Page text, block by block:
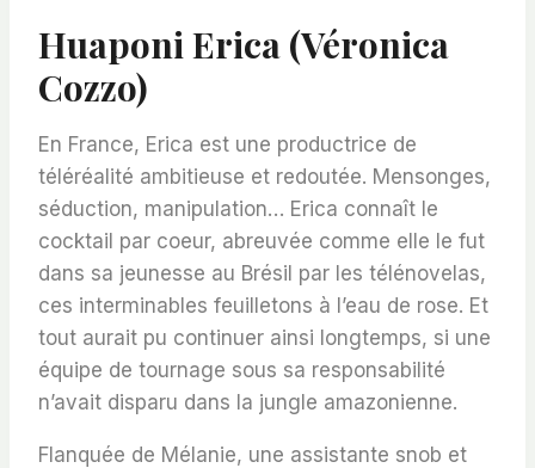
Huaponi Erica (Véronica
Cozzo)
En France, Erica est une productrice de
téléréalité ambitieuse et redoutée. Mensonges,
séduction, manipulation… Erica connaît le
cocktail par coeur, abreuvée comme elle le fut
dans sa jeunesse au Brésil par les télénovelas,
ces interminables feuilletons à l’eau de rose. Et
tout aurait pu continuer ainsi longtemps, si une
équipe de tournage sous sa responsabilité
n’avait disparu dans la jungle amazonienne.
Flanquée de Mélanie, une assistante snob et